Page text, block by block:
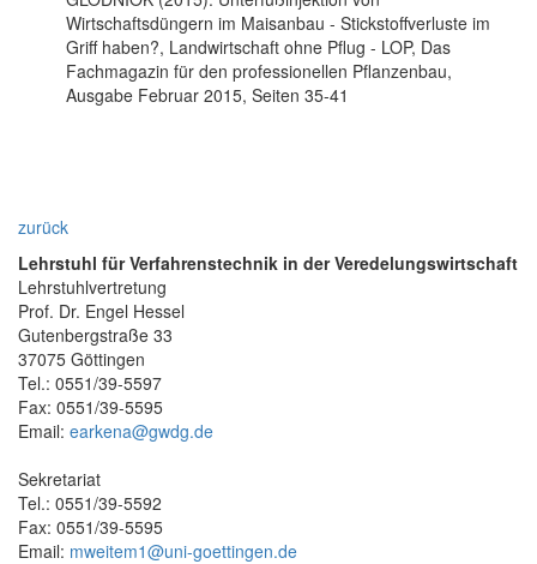
Wirtschaftsdüngern im Maisanbau - Stickstoffverluste im
Griff haben?, Landwirtschaft ohne Pflug - LOP, Das
Fachmagazin für den professionellen Pflanzenbau,
Ausgabe Februar 2015, Seiten 35-41
zurück
Lehrstuhl für Verfahrenstechnik in der Veredelungswirtschaft
Lehrstuhlvertretung
Prof. Dr. Engel Hessel
Gutenbergstraße 33
37075 Göttingen
Tel.: 0551/39-5597
Fax: 0551/39-5595
Email: earkena@gwdg.de
Sekretariat
Tel.: 0551/39-5592
Fax: 0551/39-5595
Email: mweitem1@uni-goettingen.de